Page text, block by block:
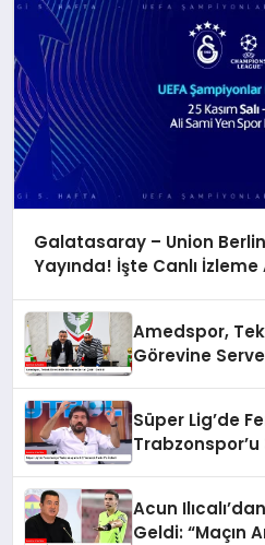
Galatasaray – Union Berlin
Yayında! İşte Canlı
Amedspor,
Görevine
Süper Lig’de
Trabzonspor’u
Acun
Geldi: “Maçın